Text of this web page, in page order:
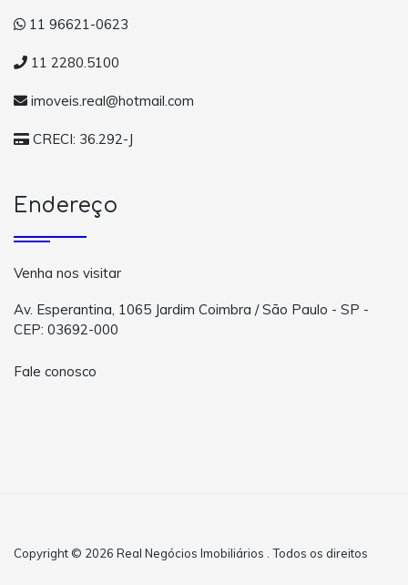
11 96621-0623
11 2280.5100
imoveis.real@hotmail.com
CRECI: 36.292-J
Endereço
Venha nos visitar
Av. Esperantina, 1065 Jardim Coimbra / São Paulo - SP -
CEP: 03692-000
Fale conosco
Copyright © 2026 Real Negócios Imobiliários . Todos os direitos